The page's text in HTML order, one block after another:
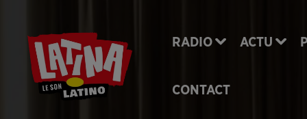
RADIO ACTU
CONTACT